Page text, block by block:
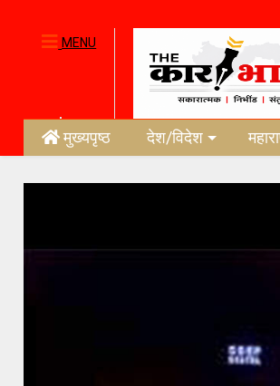
MENU
मुख्यपृष्ठ देश/विदेश